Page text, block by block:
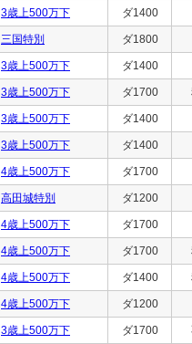
3歳上500万下 ダ1400
三国特別 ダ1800
3歳上500万下 ダ1400
3歳上500万下 ダ1700
3歳上500万下 ダ1400
3歳上500万下 ダ1400
4歳上500万下 ダ1700
高田城特別 ダ1200
4歳上500万下 ダ1700
4歳上500万下 ダ1700
4歳上500万下 ダ1400
4歳上500万下 ダ1200
3歳上500万下 ダ1700